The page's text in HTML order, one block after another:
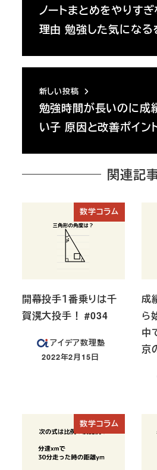
ノートまとめをやりす
理由 勉強した気にな
新しい投稿
勉強時間が長いのに成
い子 原因と改善ポイン
関連記
数学コラム
開幕投手１番乗りは千
賀滉大投手！ #034
アイデア数理塾
投稿日
2022年2月15日
成
ら
中
京
数学コラム